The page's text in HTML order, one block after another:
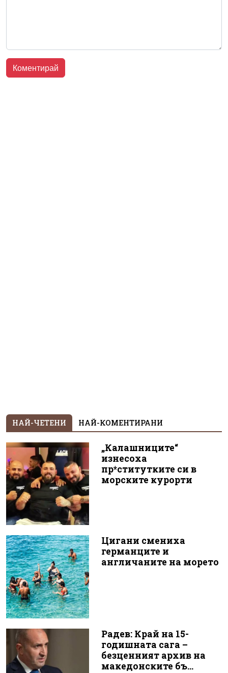
НАЙ-ЧЕТЕНИ НАЙ-КОМЕНТИРАНИ
„Калашниците“
изнесоха
пр*ститутките си в
морските курорти
Цигани смениха
германците и
англичаните на морето
Радев: Край на 15-
годишната сага –
безценният архив на
македонските бъ...